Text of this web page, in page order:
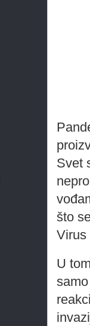
Svet
što
Virus
U